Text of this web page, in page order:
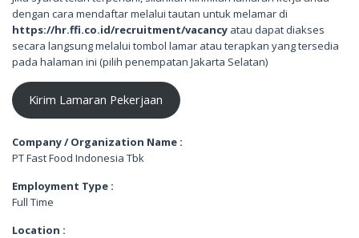
dengan cara mendaftar melalui tautan untuk melamar di
https://hr.ffi.co.id/recruitment/vacancy atau dapat diakses
secara langsung melalui tombol lamar atau terapkan yang tersedia
pada halaman ini (pilih penempatan Jakarta Selatan)
Kirim Lamaran Pekerjaan
Company / Organization Name :
PT Fast Food Indonesia Tbk
Employment Type :
Full Time
Location :